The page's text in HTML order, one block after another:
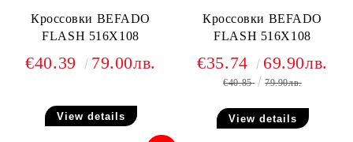
Кроссовки BEFADO
FLASH 516X108
€40.39 79.00лв.
View details
Кроссовки BEFADO
FLASH 516X108
€35.74 69.90лв.
€40.85 79.90лв.
View details